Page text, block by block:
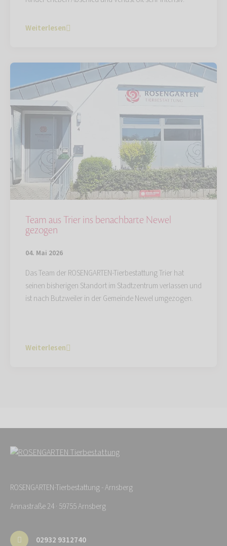
Weiterlesen
Team aus Trier ins benachbarte Newel
gezogen
04. Mai 2026
Das Team der ROSENGARTEN-Tierbestattung Trier hat
seinen bisherigen Standort im Stadtzentrum verlassen und
ist nach Butzweiler in der Gemeinde Newel umgezogen.
Weiterlesen
ROSENGARTEN-Tierbestattung - Arnsberg
Annastraße 24 · 59755 Arnsberg
02932 9312740